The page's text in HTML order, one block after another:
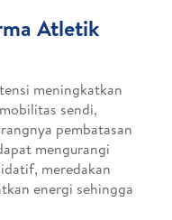
Atletik
meningkatkan
sendi,
pembatasan
mengurangi
meredakan
energi sehingga